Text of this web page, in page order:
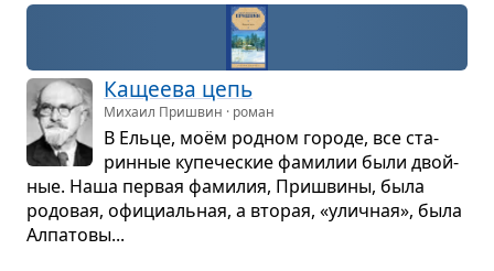
Каще­ева цепь
Михаил Пришвин · роман
В Ельце, моём род­ном городе, все ста­
рин­ные купе­че­ские фами­лии были двой­
ные. Наша пер­вая фами­лия, При­швины, была
родо­вая, офи­ци­аль­ная, а вто­рая, «улич­ная», была
Алпа­товы...